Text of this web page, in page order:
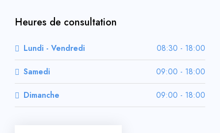
Heures de consultation
Lundi - Vendredi 08:30 - 18:00
Samedi 09:00 - 18:00
Dimanche 09:00 - 18:00